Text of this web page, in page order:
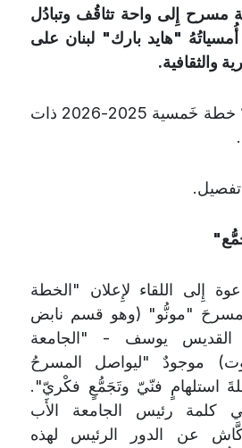
إِلى واحة تثاقُف وتبادُل
"هايد بارك" لبنان على
والثقافية.
جديد جوزيان؟ خطة خَمسية 2025-2026 ذات
اللقاء لإِعلان "الخطة
مسرحَ "مونُّو" (وهو قسم نابض
يوسف - "الجامعة
موجودٌ "ليواصل المسرحُ
استلهامٍ فنّيّ وتَجَمُّعٍ فكْريّ".
كلمة رئيس الجامعة الأَب
عن الدور الرئيس لهذه